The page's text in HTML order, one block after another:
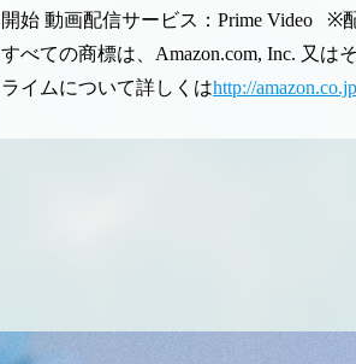
開始 動画配信サービス：Prime Video ※
すべての商標は、Amazon.com, Inc. 又は
ライムについて詳しくはhttp://